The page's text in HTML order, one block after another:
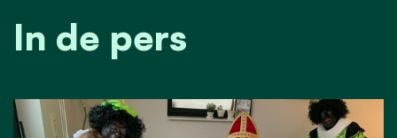
In de pers